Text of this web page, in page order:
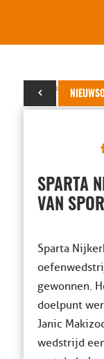
25 augustus 2018
SPARTA
VAN
Sparta
gewonnen.
doelpunt
Janic
wedstrijd